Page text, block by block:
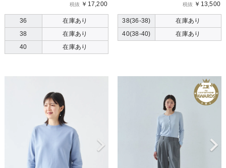
税抜 ￥17,200
36
在庫あり
38
在庫あり
40
在庫あり
税抜 ￥13,500
38(36-38)
在庫あり
40(38-40)
在庫あり